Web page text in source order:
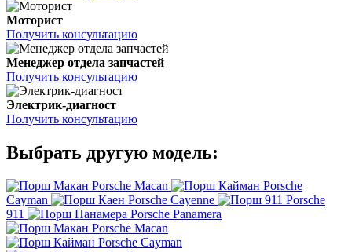
Моторист
Получить консультацию
Менеджер отдела запчастей
Получить консультацию
Электрик-диагност
Получить консультацию
Выбрать другую модель:
Porsche Macan
Porsche
Cayman
Porsche Cayenne
Porsche
911
Porsche Panamera
Porsche Macan
Porsche Cayman